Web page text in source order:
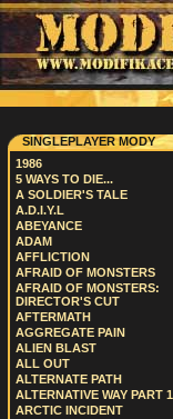
SINGLEPLAYER MODY
1986
5 WAYS TO DIE...
A SOLDIER'S TALE
A.D.I.Y.L
ABEYANCE
ADAM
AFFLICTION
AFRAID OF MONSTERS
AFRAID OF MONSTERS:
DIRECTOR'S CUT
AFTERMATH
AGGREGATE PAIN
ALIEN BLAST
ALL OUT
ALTERNATE PATH
ALTERNATIVE WAY PART 1
ARCTIC INCIDENT